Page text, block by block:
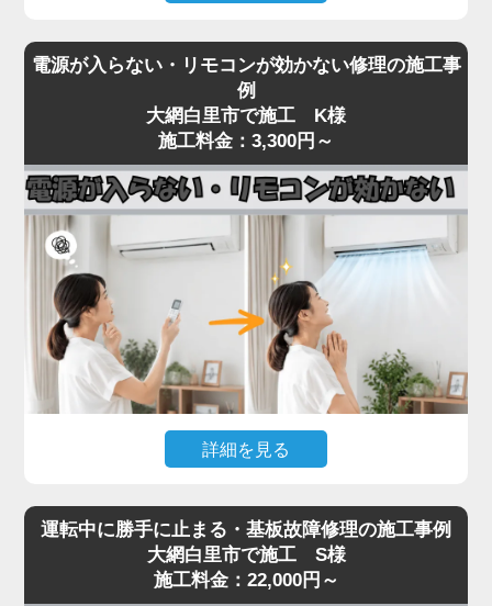
スクにもつながるため、初期段階での点検が肝心。
気になる音や振動があれば、お早めにご相談くださ
付いている」「冷房運転中に氷が張る」といった症
状は、冷媒ガスが漏れているサインです。
冷媒ガスは本来密閉系で循環しているため、減るこ
接続部（フレアナット）の緩み、配管自体のピンホ
ール、室内機の熱交換器からの微少漏れなどです。
実際の現場では、設置から10年以上経過したエアコ
ンで配管劣化によるガス漏れが多発しており、補充
だけでは数ヶ月で再発するため、漏れ箇所の特定・
修理が不可欠です。
「家電の達人」では、ガス漏れ点検（窒素加圧テス
ト）・漏れ箇所の修理・冷媒ガスの補充まで一貫対
応。R32・R410Aどちらの冷媒にも対応しておりま
き付き、本体交換が必要な高額修理に発展します。
冷房・暖房の効きが急に悪くなったと感じたら、お
早めにご相談ください。
電源が入らない・リモコンが効かない修理の施工事
例
大網白里市で施工 K様
施工料金：3,300円～
詳細を見る
応がないといった症状は、リモコン受光基板の故
障、本体の電源基板の故障、内部ヒューズの切断ま
で、原因が幅広いトラブルです。
運転中に勝手に止まる・基板故障修理の施工事例
大網白里市で施工 S様
施工料金：22,000円～